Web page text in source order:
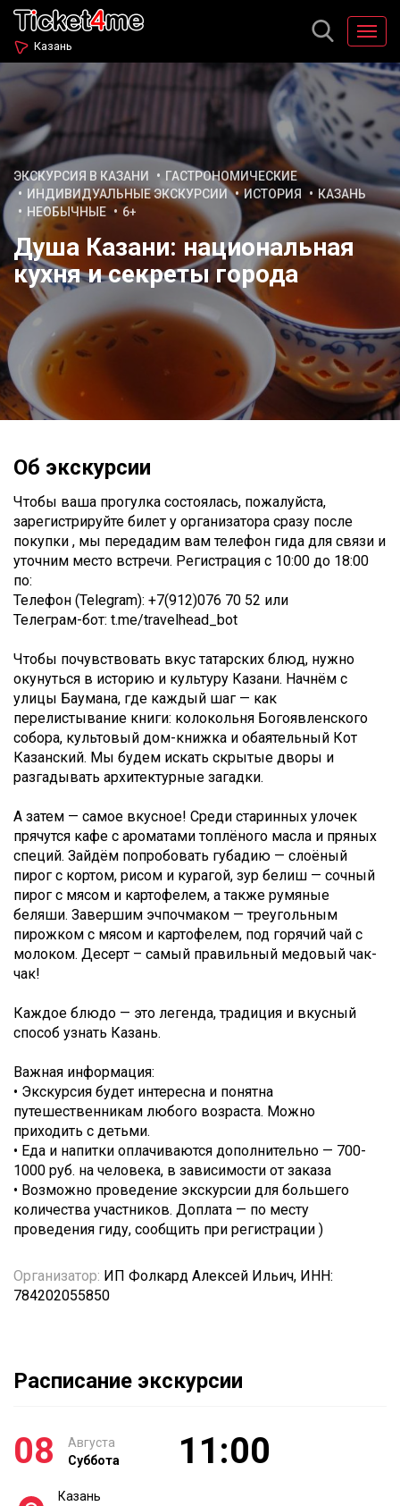
Казань
ЭКСКУРСИЯ В КАЗАНИ
ГАСТРОНОМИЧЕСКИЕ
ИНДИВИДУАЛЬНЫЕ ЭКСКУРСИИ
ИСТОРИЯ
КАЗАНЬ
НЕОБЫЧНЫЕ
6+
Душа Казани: национальная
кухня и секреты города
Об экскурсии
Чтобы ваша прогулка состоялась, пожалуйста,
зарегистрируйте билет у организатора сразу после
покупки , мы передадим вам телефон гида для связи и
уточним место встречи. Регистрация с 10:00 до 18:00
по:
Телефон (Telegram): +7(912)076 70 52 или
Телеграм-бот: t.me/travelhead_bot
Чтобы почувствовать вкус татарских блюд, нужно
окунуться в историю и культуру Казани. Начнём с
улицы Баумана, где каждый шаг — как
перелистывание книги: колокольня Богоявленского
собора, культовый дом-книжка и обаятельный Кот
Казанский. Мы будем искать скрытые дворы и
разгадывать архитектурные загадки.
А затем — самое вкусное! Среди старинных улочек
прячутся кафе с ароматами топлёного масла и пряных
специй. Зайдём попробовать губадию — слоёный
пирог с кортом, рисом и курагой, зур белиш — сочный
пирог с мясом и картофелем, а также румяные
беляши. Завершим эчпочмаком — треугольным
пирожком с мясом и картофелем, под горячий чай с
молоком. Десерт – самый правильный медовый чак-
чак!
Каждое блюдо — это легенда, традиция и вкусный
способ узнать Казань.
Важная информация:
• Экскурсия будет интересна и понятна
путешественникам любого возраста. Можно
приходить с детьми.
• Еда и напитки оплачиваются дополнительно — 700-
1000 руб. на человека, в зависимости от заказа
• Возможно проведение экскурсии для большего
количества участников. Доплата — по месту
проведения гиду, сообщить при регистрации )
Организатор: ИП Фолкард Алексей Ильич, ИНН:
784202055850
Расписание экскурсии
08
Августа
Суббота
11:00
Казань